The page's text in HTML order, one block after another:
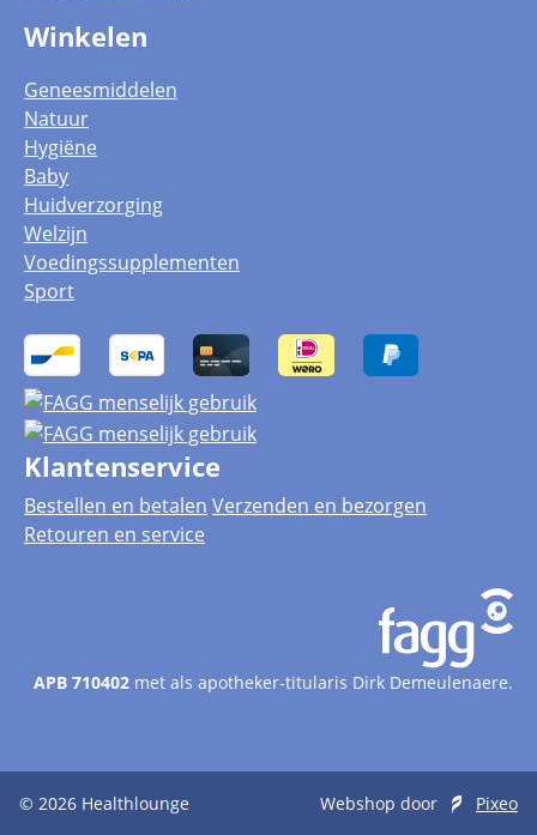
Winkelen
Geneesmiddelen
Natuur
Hygiëne
Baby
Huidverzorging
Welzijn
Voedingssupplementen
Sport
Klantenservice
Bestellen en betalen Verzenden en bezorgen
Retouren en service
APB 710402 met als apotheker-titularis Dirk Demeulenaere.
© 2026 Healthlounge Webshop door Pixeo